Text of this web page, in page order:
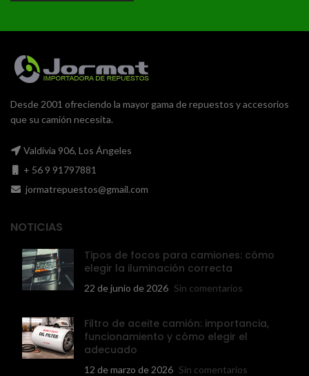
Desde 2001 ofreciendo la mayor gama de repuestos y accesorios
que su camión necesita.
Valdivia 906, Los Ángeles
+ 56 9 91797881
jormatrepuestos@gmail.com
NOTICIAS
Tipos de focos para camiones: cómo
elegir la iluminación correcta
22 de junio de 2026 Sin comentarios
Filtro de aceite camión: importancia,
funcionamiento y cómo elegir el
adecuado
12 de marzo de 2026 Sin comentarios